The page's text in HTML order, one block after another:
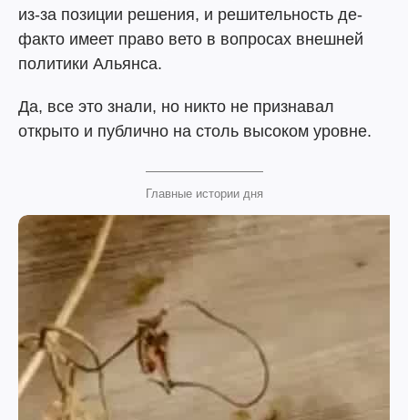
из-за позиции решения, и решительность де-
факто имеет право вето в вопросах внешней
политики Альянса.
Да, все это знали, но никто не признавал
открыто и публично на столь высоком уровне.
Главные истории дня